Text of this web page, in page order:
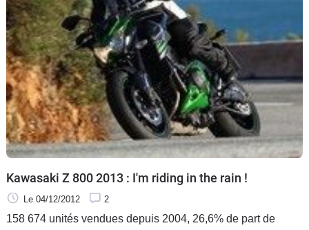
Kawasaki Z 800 2013 : I'm riding in the rain !
Le 04/12/2012 2
158 674 unités vendues depuis 2004, 26,6% de part de